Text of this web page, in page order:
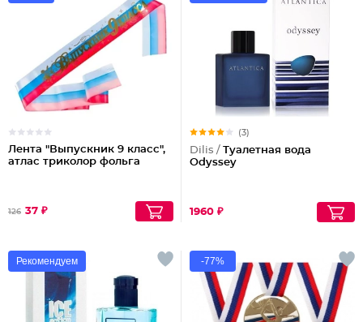
Лента "Выпускник 9 класс",
атлас триколор фольга
126 37 ₽
(3)
Dilis / Туалетная вода
Odyssey
1960 ₽
Рекомендуем -77%